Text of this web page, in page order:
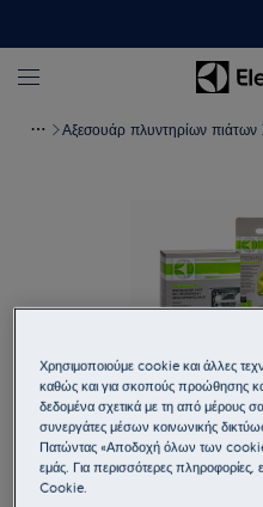
Αξεσουάρ πλυντηρίων πιάτων
Πατήστε
Χρησιμοποιούμε cookie και άλλες
καθώς και για σκοπούς προώθησης
δεδομένα σχετικά με τη από μέρους
συνεργάτες μέσων κοινωνικής
Πατώντας «Αποδοχή όλων των
εμάς. Για περισσότερες πληροφορίες,
Cookie.